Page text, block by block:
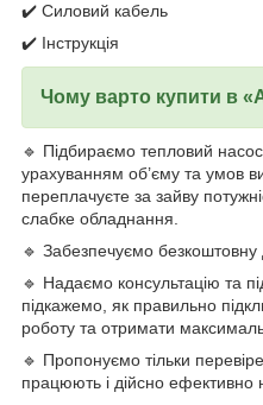
✔️ Силовий кабель
✔️ Інструкція
Чому варто купити в
🔹 Підбираємо тепловий
урахуванням об’єму та умов
переплачуєте за зайву
слабке обладнання.
🔹 Забезпечуємо безкоштовну
🔹 Надаємо консультацію та
підкажемо, як правильно
роботу та отримати
🔹 Пропонуємо тільки
працюють і дійсно ефективно